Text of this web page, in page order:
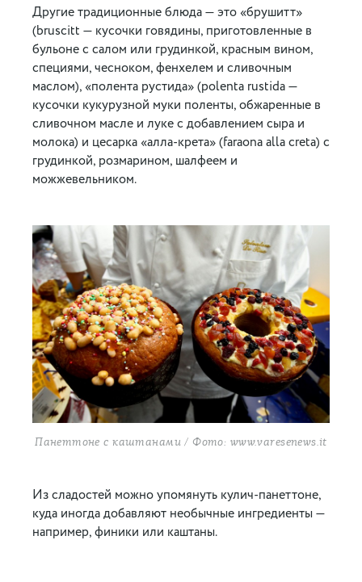
Другие традиционные блюда — это «брушитт»
(bruscitt — кусочки говядины, приготовленные в
бульоне с салом или грудинкой, красным вином,
специями, чесноком, фенхелем и сливочным
маслом), «полента рустида» (polenta rustida —
кусочки кукурузной муки поленты, обжаренные в
сливочном масле и луке с добавлением сыра и
молока) и цесарка «алла-крета» (faraona alla creta) с
грудинкой, розмарином, шалфеем и
можжевельником.
Панеттоне с каштанами / Фото: www.varesenews.it
Из сладостей можно упомянуть кулич-панеттоне,
куда иногда добавляют необычные ингредиенты —
например, финики или каштаны.